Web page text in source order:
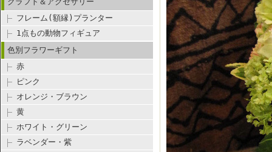
フレーム(額縁)プランター
1点もの動物フィギュア
色別フラワーギフト
赤
ピンク
オレンジ・ブラウン
黄
ホワイト・グリーン
ラベンダー・紫